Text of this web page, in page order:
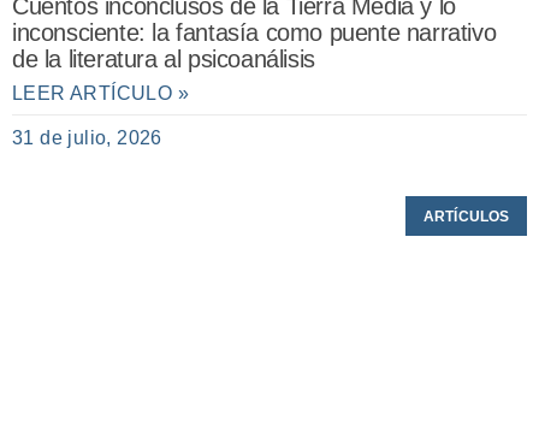
Cuentos inconclusos de la Tierra Media y lo
inconsciente: la fantasía como puente narrativo
de la literatura al psicoanálisis
LEER ARTÍCULO »
31 de julio, 2026
ARTÍCULOS